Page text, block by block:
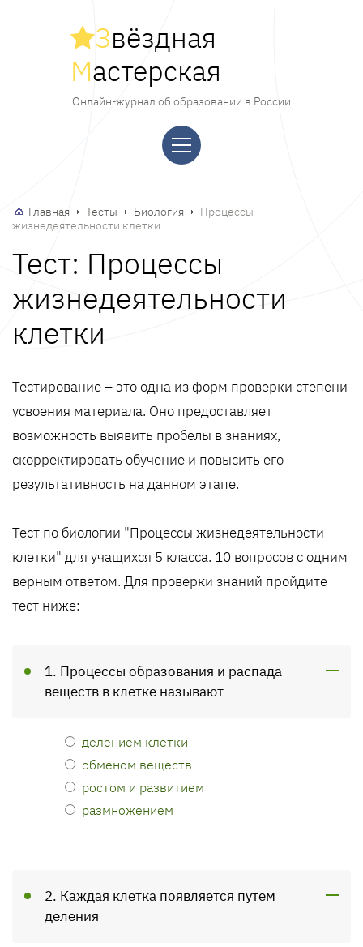
Звёздная
Мастерская
Онлайн-журнал об образовании в России
Главная Тесты Биология
Процессы
жизнедеятельности клетки
Тест: Процессы
жизнедеятельности
клетки
Тестирование – это одна из форм проверки степени
усвоения материала. Оно предоставляет
возможность выявить пробелы в знаниях,
скорректировать обучение и повысить его
результативность на данном этапе.
Тест по биологии "Процессы жизнедеятельности
клетки" для учащихся 5 класса. 10 вопросов с одним
верным ответом. Для проверки знаний пройдите
тест ниже:
1. Процессы образования и распада
веществ в клетке называют
делением клетки
обменом веществ
ростом и развитием
размножением
2. Каждая клетка появляется путем
деления